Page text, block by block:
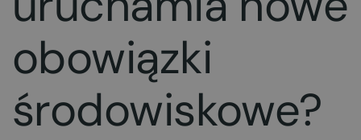
obowiązki
środowiskowe?